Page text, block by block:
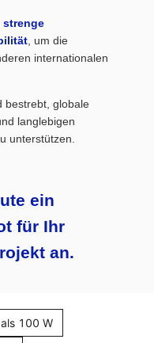
, um die
internationalen
bestrebt, globale
langlebigen
unterstützen.
ein
für Ihr
an.
100 W